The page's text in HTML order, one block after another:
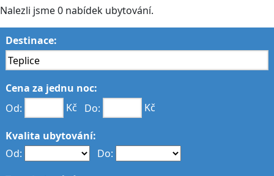
MOJE TURISTIKA
Nalezli jsme 0 nabídek ubytování.
Destinace:
Cena za jednu noc:
Od:
Kč Do: Kč
Kvalita ubytování:
Od:
Do: